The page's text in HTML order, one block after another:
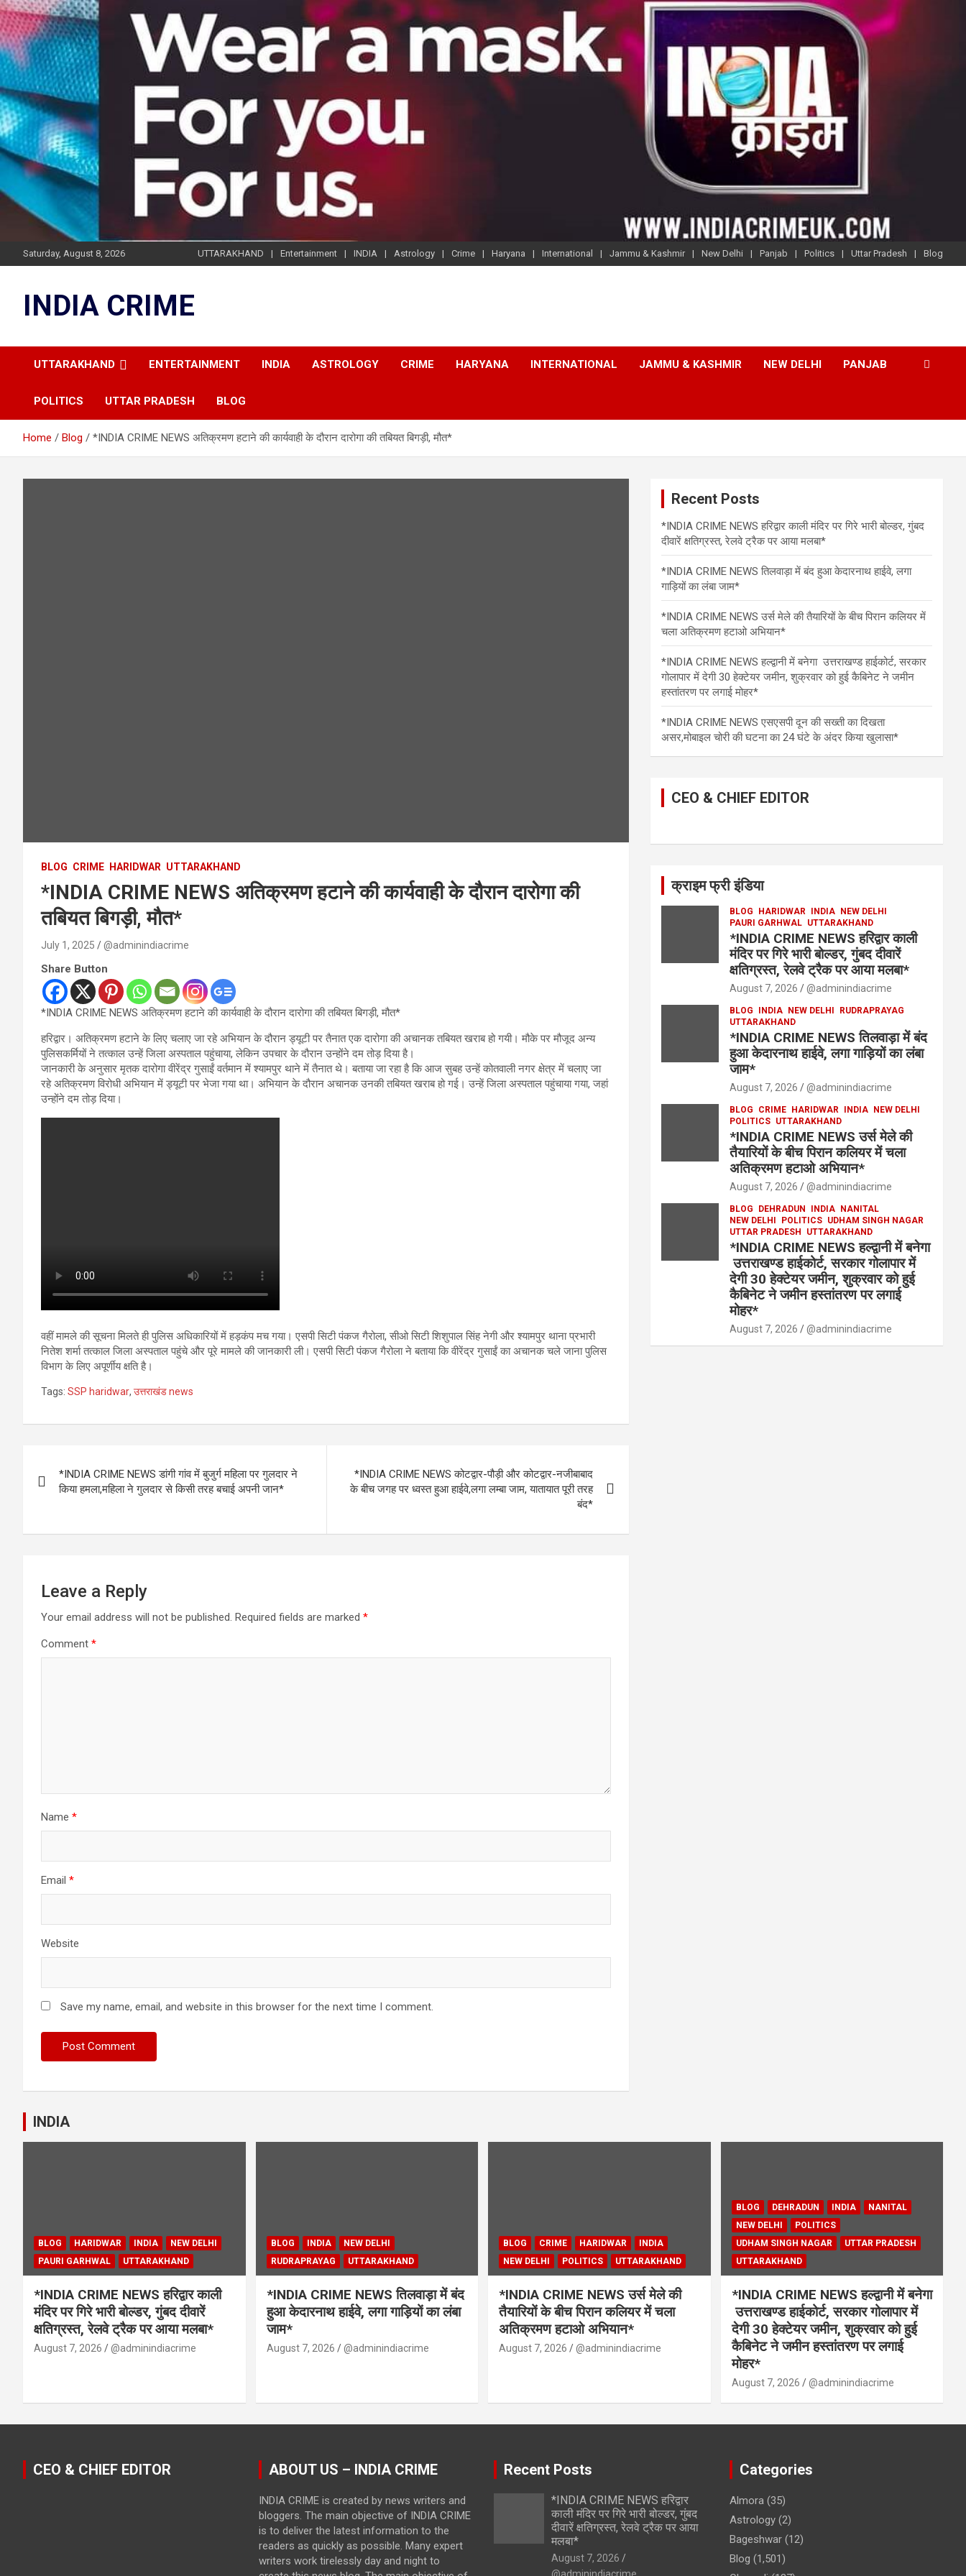
Skip
to
content
Saturday, August 8, 2026 UTTARAKHAND Entertainment INDIA Astrology Crime Haryana International Jammu & Kashmir New Delhi Panjab Politics Uttar Pradesh Blog
INDIA CRIME
UTTARAKHAND ENTERTAINMENT INDIA ASTROLOGY CRIME HARYANA INTERNATIONAL JAMMU & KASHMIR NEW DELHI PANJAB
POLITICS UTTAR PRADESH BLOG
Home Blog *INDIA CRIME NEWS अतिक्रमण हटाने की कार्यवाही के दौरान दारोगा की तबियत बिगड़ी, मौत*
BLOG CRIME HARIDWAR UTTARAKHAND
*INDIA CRIME NEWS अतिक्रमण हटाने की कार्यवाही के दौरान दारोगा की
तबियत बिगड़ी, मौत*
July 1, 2025 @adminindiacrime
Share Button
*INDIA CRIME NEWS अतिक्रमण हटाने की कार्यवाही के दौरान दारोगा की तबियत बिगड़ी, मौत*
हरिद्वार। अतिक्रमण हटाने के लिए चलाए जा रहे अभियान के दौरान ड्यूटी पर तैनात एक दारोगा की अचानक तबियत खराब हो गयी। मौके पर मौजूद अन्य
पुलिसकर्मियों ने तत्काल उन्हें जिला अस्पताल पहुंचाया, लेकिन उपचार के दौरान उन्होंने दम तोड़ दिया है।
जानकारी के अनुसार मृतक दारोगा वीरेंद्र गुसाईं वर्तमान में श्यामपुर थाने में तैनात थे। बताया जा रहा है कि आज सुबह उन्हें कोतवाली नगर क्षेत्र में चलाए जा
रहे अतिक्रमण विरोधी अभियान में ड्यूटी पर भेजा गया था। अभियान के दौरान अचानक उनकी तबियत खराब हो गई। उन्हें जिला अस्पताल पहुंचाया गया, जहां
उन्होंने दम तोड़ दिया।
वहीं मामले की सूचना मिलते ही पुलिस अधिकारियों में हड़कंप मच गया। एसपी सिटी पंकज गैरोला, सीओ सिटी शिशुपाल सिंह नेगी और श्यामपुर थाना प्रभारी
नितेश शर्मा तत्काल जिला अस्पताल पहुंचे और पूरे मामले की जानकारी ली। एसपी सिटी पंकज गैरोला ने बताया कि वीरेंद्र गुसाईं का अचानक चले जाना पुलिस
विभाग के लिए अपूर्णीय क्षति है।
Tags: SSP haridwar, उत्तराखंड news
navigation
*INDIA CRIME NEWS डांगी गांव में बुजुर्ग महिला पर गुलदार ने
किया हमला,महिला ने गुलदार से किसी तरह बचाई अपनी जान*
*INDIA CRIME NEWS कोटद्वार-पौड़ी और कोटद्वार-नजीबाबाद
के बीच जगह पर ध्वस्त हुआ हाईवे,लगा लम्बा जाम, यातायात पूरी तरह
बंद*
Leave a Reply
Your email address will not be published. Required fields are marked *
Comment *
Name *
Email *
Website
Save my name, email, and website in this browser for the next time I comment.
Recent Posts
*INDIA CRIME NEWS हरिद्वार काली मंदिर पर गिरे भारी बोल्डर, गुंबद
दीवारें क्षतिग्रस्त, रेलवे ट्रैक पर आया मलबा*
*INDIA CRIME NEWS तिलवाड़ा में बंद हुआ केदारनाथ हाईवे, लगा
गाड़ियों का लंबा जाम*
*INDIA CRIME NEWS उर्स मेले की तैयारियों के बीच पिरान कलियर में
चला अतिक्रमण हटाओ अभियान*
*INDIA CRIME NEWS हल्द्वानी में बनेगा उत्तराखण्ड हाईकोर्ट, सरकार
गोलापार में देगी 30 हेक्टेयर जमीन, शुक्रवार को हुई कैबिनेट ने जमीन
हस्तांतरण पर लगाई मोहर*
*INDIA CRIME NEWS एसएसपी दून की सख्ती का दिखता
असर,मोबाइल चोरी की घटना का 24 घंटे के अंदर किया खुलासा*
CEO & CHIEF EDITOR
क्राइम फ्री इंडिया
BLOG HARIDWAR INDIA
NEW DELHI
PAURI GARHWAL UTTARAKHAND
*INDIA CRIME NEWS हरिद्वार काली
मंदिर पर गिरे भारी बोल्डर, गुंबद दीवारें
क्षतिग्रस्त, रेलवे ट्रैक पर आया मलबा*
August 7, 2026 @adminindiacrime
BLOG INDIA NEW DELHI
RUDRAPRAYAG
UTTARAKHAND
*INDIA CRIME NEWS तिलवाड़ा में बंद
हुआ केदारनाथ हाईवे, लगा गाड़ियों का लंबा
जाम*
August 7, 2026 @adminindiacrime
BLOG CRIME HARIDWAR INDIA
NEW DELHI
POLITICS UTTARAKHAND
*INDIA CRIME NEWS उर्स मेले की
तैयारियों के बीच पिरान कलियर में चला
अतिक्रमण हटाओ अभियान*
August 7, 2026 @adminindiacrime
BLOG DEHRADUN INDIA
NANITAL
NEW DELHI
POLITICS UDHAM SINGH NAGAR
UTTAR PRADESH
UTTARAKHAND
*INDIA CRIME NEWS हल्द्वानी में बनेगा
उत्तराखण्ड हाईकोर्ट, सरकार गोलापार में
देगी 30 हेक्टेयर जमीन, शुक्रवार को हुई
कैबिनेट ने जमीन हस्तांतरण पर लगाई
मोहर*
August 7, 2026 @adminindiacrime
INDIA
BLOG HARIDWAR INDIA
NEW DELHI
PAURI GARHWAL
UTTARAKHAND
*INDIA CRIME NEWS हरिद्वार काली
मंदिर पर गिरे भारी बोल्डर, गुंबद दीवारें
क्षतिग्रस्त, रेलवे ट्रैक पर आया मलबा*
August 7, 2026 @adminindiacrime
BLOG INDIA
NEW DELHI
RUDRAPRAYAG
UTTARAKHAND
*INDIA CRIME NEWS तिलवाड़ा में बंद
हुआ केदारनाथ हाईवे, लगा गाड़ियों का लंबा
जाम*
August 7, 2026 @adminindiacrime
BLOG CRIME HARIDWAR
INDIA
NEW DELHI
POLITICS UTTARAKHAND
*INDIA CRIME NEWS उर्स मेले की
तैयारियों के बीच पिरान कलियर में चला
अतिक्रमण हटाओ अभियान*
August 7, 2026 @adminindiacrime
BLOG DEHRADUN INDIA
NANITAL
NEW DELHI
POLITICS
UDHAM SINGH NAGAR
UTTAR PRADESH
UTTARAKHAND
*INDIA CRIME NEWS हल्द्वानी में बनेगा
उत्तराखण्ड हाईकोर्ट, सरकार गोलापार में
देगी 30 हेक्टेयर जमीन, शुक्रवार को हुई
कैबिनेट ने जमीन हस्तांतरण पर लगाई
मोहर*
August 7, 2026 @adminindiacrime
CEO & CHIEF EDITOR ABOUT US – INDIA CRIME
INDIA CRIME is created by news writers and
bloggers. The main objective of INDIA CRIME
is to deliver the latest information to the
readers as quickly as possible. Many expert
writers work tirelessly day and night to
Recent Posts
*INDIA CRIME NEWS हरिद्वार
काली मंदिर पर गिरे भारी बोल्डर, गुंबद
दीवारें क्षतिग्रस्त, रेलवे ट्रैक पर आया
मलबा*
August 7, 2026
@adminindiacrime
Categories
Almora(35)
Astrology(2)
Bageshwar(12)
Blog (1,501)